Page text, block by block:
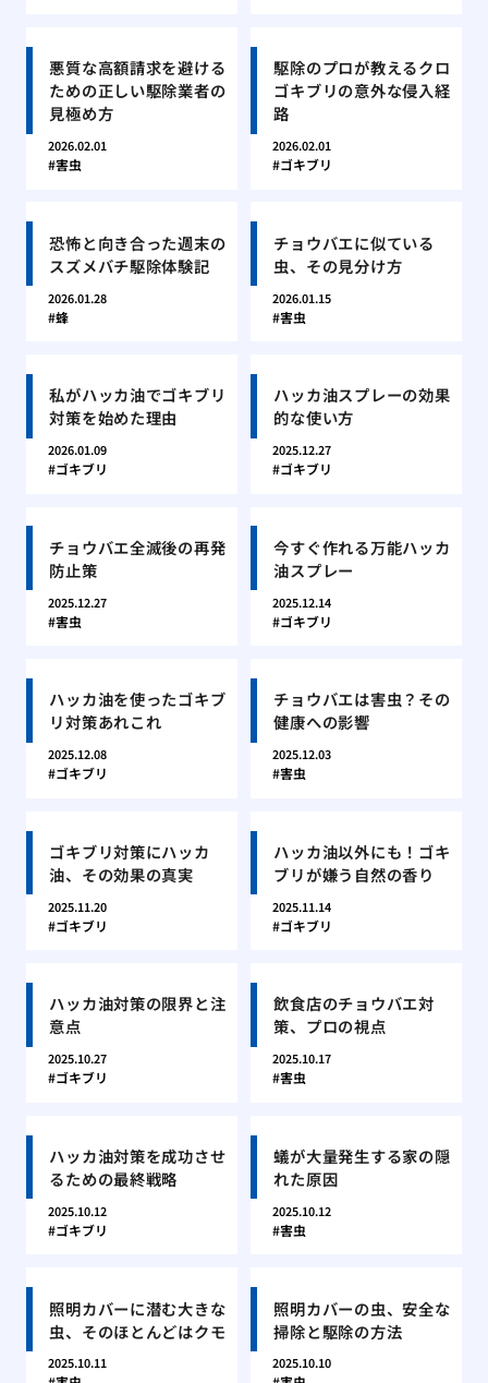
悪質な高額請求を避ける
ための正しい駆除業者の
見極め方
2026.02.01
害虫
駆除のプロが教えるクロ
ゴキブリの意外な侵入経
路
2026.02.01
ゴキブリ
恐怖と向き合った週末の
スズメバチ駆除体験記
2026.01.28
蜂
チョウバエに似ている
虫、その見分け方
2026.01.15
害虫
私がハッカ油でゴキブリ
対策を始めた理由
2026.01.09
ゴキブリ
ハッカ油スプレーの効果
的な使い方
2025.12.27
ゴキブリ
チョウバエ全滅後の再発
防止策
2025.12.27
害虫
今すぐ作れる万能ハッカ
油スプレー
2025.12.14
ゴキブリ
ハッカ油を使ったゴキブ
リ対策あれこれ
2025.12.08
ゴキブリ
チョウバエは害虫？その
健康への影響
2025.12.03
害虫
ゴキブリ対策にハッカ
油、その効果の真実
2025.11.20
ゴキブリ
ハッカ油以外にも！ゴキ
ブリが嫌う自然の香り
2025.11.14
ゴキブリ
ハッカ油対策の限界と注
意点
2025.10.27
ゴキブリ
飲食店のチョウバエ対
策、プロの視点
2025.10.17
害虫
ハッカ油対策を成功させ
るための最終戦略
2025.10.12
ゴキブリ
蟻が大量発生する家の隠
れた原因
2025.10.12
害虫
照明カバーに潜む大きな
虫、そのほとんどはクモ
2025.10.11
照明カバーの虫、安全な
掃除と駆除の方法
2025.10.10